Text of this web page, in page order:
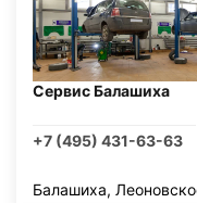
Сервис Балашиха
+7 (495) 431-63-63
Балашиха,